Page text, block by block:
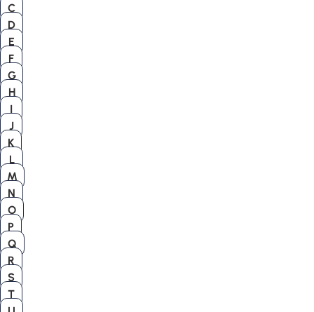
C
D
E
F
G
H
I
J
K
L
M
N
O
P
Q
R
S
T